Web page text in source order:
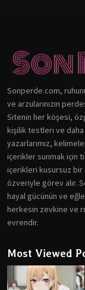
Sonperde.com,
ve arzularınızın
Sitenin her köşesi,
kişilik testleri ve daha
yazarlarımız,
içerikler sunmak için
içerikleri kusursuz bir
özveriyle görev alır.
hayal gücünün ve
herkesin zevkine ve
evrendir.
Most Viewed